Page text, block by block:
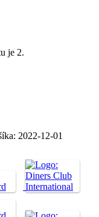
je 2.
2022-12-01